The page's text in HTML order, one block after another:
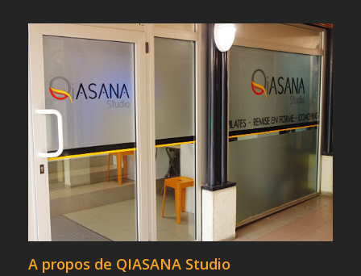
A propos de QIASANA Studio